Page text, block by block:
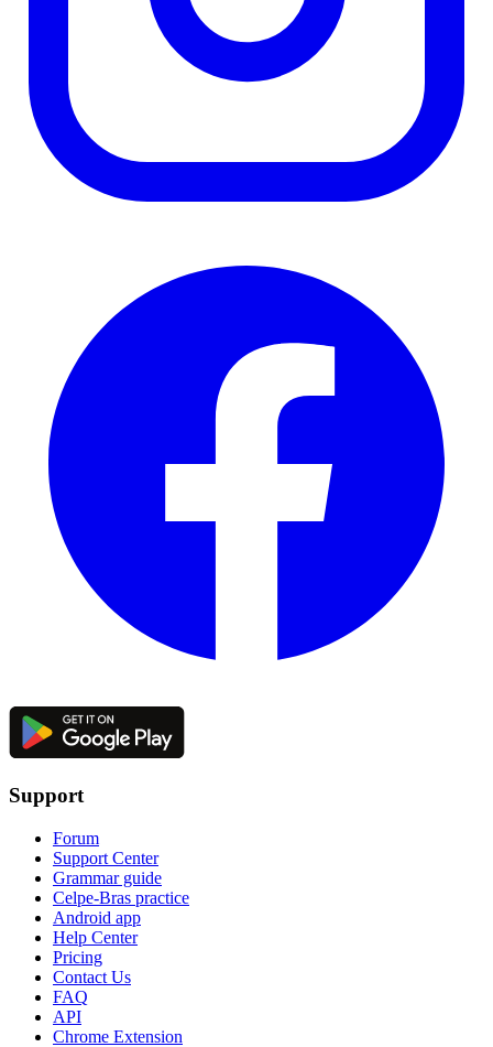
Support
Forum
Support Center
Grammar guide
Celpe-Bras practice
Android app
Help Center
Pricing
Contact Us
FAQ
API
Chrome Extension